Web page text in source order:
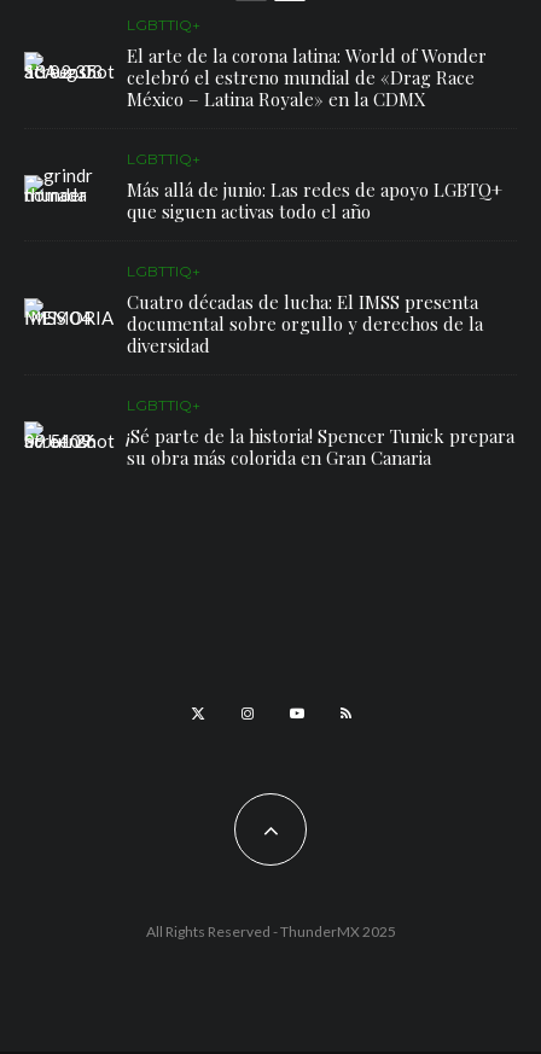
LGBTTIQ+
El arte de la corona latina: World of Wonder
celebró el estreno mundial de «Drag Race
México – Latina Royale» en la CDMX
LGBTTIQ+
Más allá de junio: Las redes de apoyo LGBTQ+
que siguen activas todo el año
LGBTTIQ+
Cuatro décadas de lucha: El IMSS presenta
documental sobre orgullo y derechos de la
diversidad
LGBTTIQ+
¡Sé parte de la historia! Spencer Tunick prepara
su obra más colorida en Gran Canaria
All Rights Reserved - ThunderMX 2025